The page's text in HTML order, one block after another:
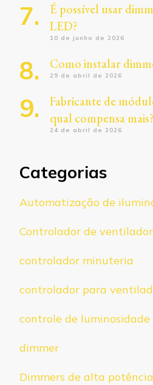
É possível usar
LED?
10 de junho de 2026
Como instalar
29 de abril de 2026
Fabricante de
qual compensa mais?
24 de abril de 2026
Categorias
Automatização de
Controlador de
controlador minuteria
controlador para
controle de luminosidade
dimmer
Dimmers de alta potência